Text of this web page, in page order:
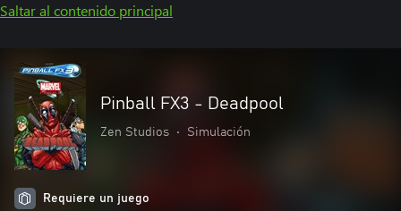
Saltar al contenido principal
Pinball FX3 - Deadpool
Zen Studios • Simulación
Requiere un juego